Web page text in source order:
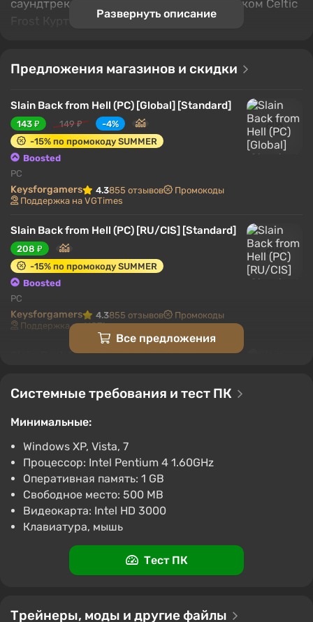
саундтрек, записанный бывшим участником Celtic
Frost Куртом Виктором Брайантом.
Развернуть описание
Предложения магазинов и скидки
Slain Back from Hell (PC) [Global] [Standard]
143 ₽ 149 ₽
-4%
-15% по промокоду SUMMER
Boosted
PC
Keysforgamers 4.3855 отзывов
Промокоды
Поддержка на VGTimes
Slain Back from Hell (PC) [RU/CIS] [Standard]
208 ₽
-15% по промокоду SUMMER
Boosted
PC
Keysforgamers 4.3855 отзывов
Промокоды
Поддержка на VGTimes
Slain: Back from Hell (PS4) (Account)
970 ₽
Boosted
Keysforgamers 855 отзывов
Поддержка на VGTimes
Slain: Back from Hell (Nintendo Switch)
(Account) [Global] [Standard]
1859 ₽
-15% по промокоду SUMMER
Nintendo Switch
Все предложения
Системные требования и тест ПК
Минимальные:
Windows XP, Vista, 7
Процессор: Intel Pentium 4 1.60GHz
Оперативная память: 1 GB
Свободное место: 500 MB
Видеокарта: Intel HD 3000
Клавиатура, мышь
Тест ПК
Трейнеры, моды и другие файлы